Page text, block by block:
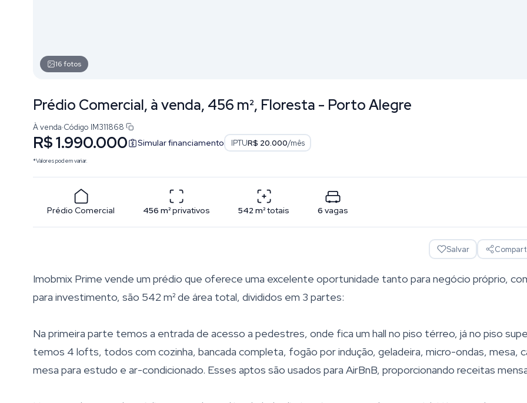
16fotos
Prédio Comercial, à venda, 456 m², Floresta - Porto Alegre
À venda·Código IM311868
R$ 1.990.000 Simular financiamento IPTUR$ 20.000/mês
*Valores podem variar.
Prédio Comercial 456 m²privativos 542 m²totais 6 vagas
Salvar
Imobmix Prime vende um prédio que oferece uma excelente oportunidade tanto para negócio próprio,
para investimento, são 542 m² de área total, divididos em 3 partes:
Na primeira parte temos a entrada de acesso a pedestres, onde fica um hall no piso térreo, já no piso
temos 4 lofts, todos com cozinha, bancada completa, fogão por indução, geladeira, micro-ondas, mesa,
mesa para estudo e ar-condicionado. Esses aptos são usados para AirBnB, proporcionando receitas